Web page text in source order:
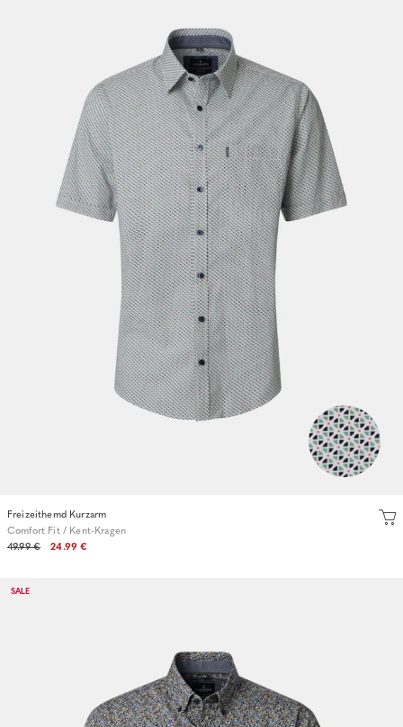
Freizeithemd Kurzarm
Comfort Fit / Kent-Kragen
49.99 €
24.99 €
SALE